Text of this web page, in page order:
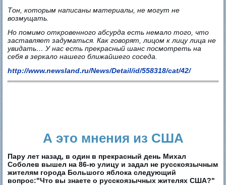
Тон, которым написаны материалы, не могут не
возмущать.
Но помимо откровенного абсурда есть немало того, что
заставляет задуматься. Как говорят, лицом к лицу лица не
увидать… У нас есть прекрасный шанс посмотреть на
себя в зеркало нашего ближайшего соседа.
http://www.newsland.ru/News/Detail/id/558318/cat/42/
А это мнения из США
Пару лет назад, в один в прекрасный день Михал
Соболев вышел на 86-ю улицу и задал не русскоязычным
жителям города Большого яблока следующий
вопрос:"Что вы знаете о русскоязычных жителях США?"